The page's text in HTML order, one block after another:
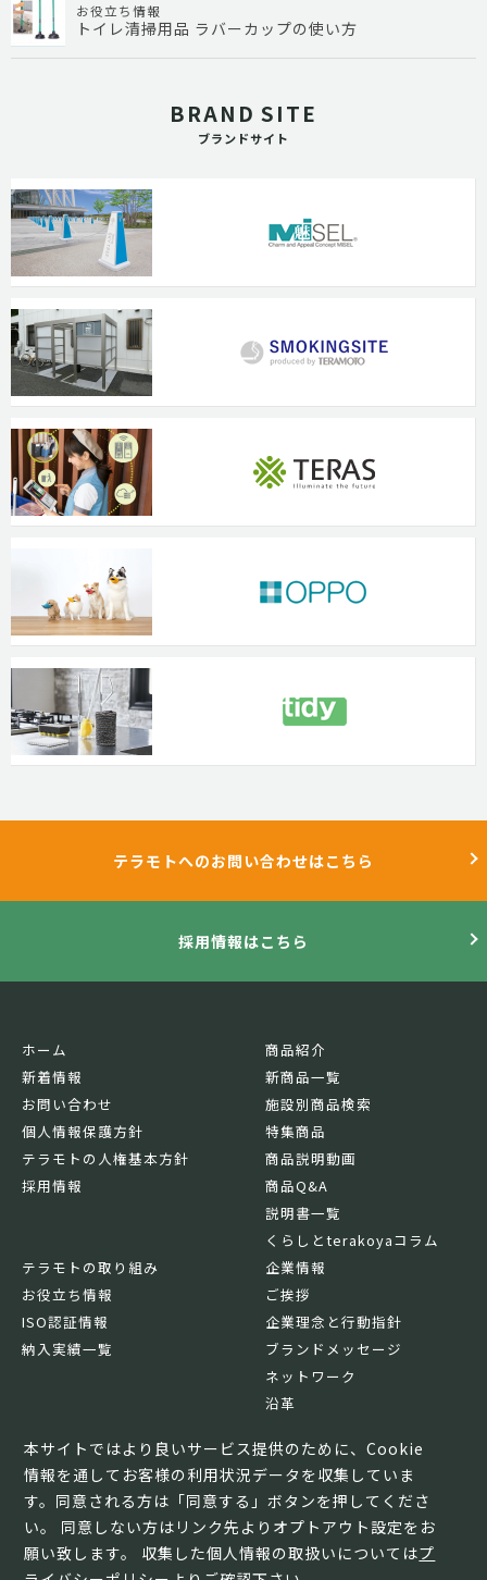
お役立ち情報
トイレ清掃用品 ラバーカップの使い方
BRAND SITE
ブランドサイト
本サイトではより良いサービス提供のために、Cookie
情報を通してお客様の利用状況データを収集していま
す。同意される方は「同意する」ボタンを押してくださ
い。 同意しない方はリンク先よりオプトアウト設定をお
願い致します。 収集した個人情報の取扱いについてはプ
テラモトへのお問い合わせはこちら
採用情報はこちら
ホーム
新着情報
お問い合わせ
個人情報保護方針
テラモトの人権基本方針
採用情報
商品紹介
新商品一覧
施設別商品検索
特集商品
商品説明動画
商品Q&A
説明書一覧
くらしとterakoyaコラム
テラモトの取り組み
お役立ち情報
ISO認証情報
納入実績一覧
企業情報
ご挨拶
企業理念と行動指針
ブランドメッセージ
ネットワーク
沿革